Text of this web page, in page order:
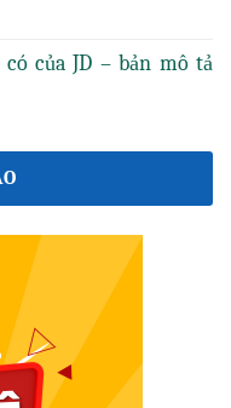
của JD – bản mô tả